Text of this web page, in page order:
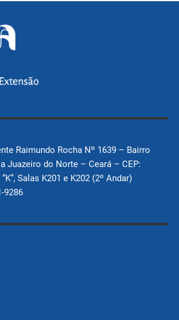
Raimundo Rocha Nº 1639 – Bairro
Juazeiro do Norte – Ceará – CEP:
Salas K201 e K202 (2º Andar)
9286